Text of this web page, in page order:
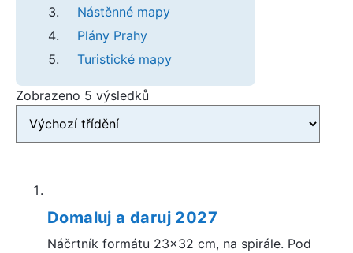
Nástěnné mapy
Plány Prahy
Turistické mapy
Produkty
Zobrazeno 5 výsledků
Domaluj a daruj 2027
Náčrtník formátu 23×32 cm, na spirále. Pod